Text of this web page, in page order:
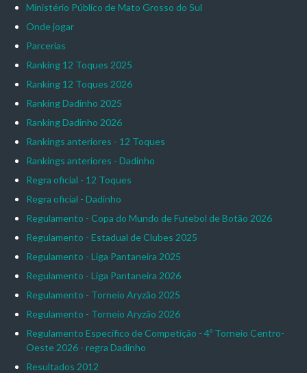
Ministério Público de Mato Grosso do Sul
Onde jogar
Parcerias
Ranking 12 Toques 2025
Ranking 12 Toques 2026
Ranking Dadinho 2025
Ranking Dadinho 2026
Rankings anteriores - 12 Toques
Rankings anteriores - Dadinho
Regra oficial - 12 Toques
Regra oficial - Dadinho
Regulamento - Copa do Mundo de Futebol de Botão 2026
Regulamento - Estadual de Clubes 2025
Regulamento - Liga Pantaneira 2025
Regulamento - Liga Pantaneira 2026
Regulamento - Torneio Aryzão 2025
Regulamento - Torneio Aryzão 2026
Regulamento Específico de Competição - 4º Torneio Centro-
Oeste 2026 - regra Dadinho
Resultados 2012